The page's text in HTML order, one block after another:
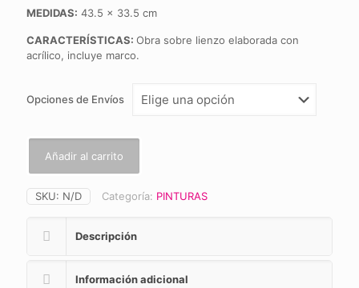
MEDIDAS: 43.5 x 33.5 cm
CARACTERÍSTICAS: Obra sobre lienzo elaborada con
acrílico, incluye marco.
Opciones de Envíos
Añadir al carrito
SKU: N/D Categoría: PINTURAS
Descripción
Información adicional